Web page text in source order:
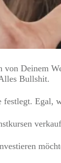
von Deinem
Bullshit.
Egal,